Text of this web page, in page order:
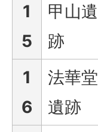
1
5
甲山遺
跡
1
6
法華堂
遺跡